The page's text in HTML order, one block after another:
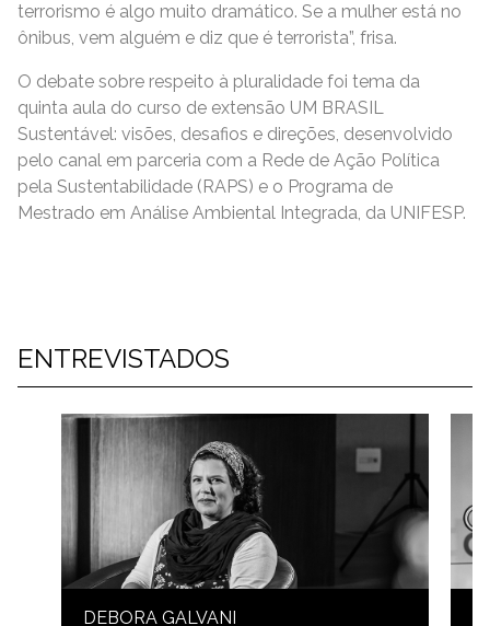
terrorismo é algo muito dramático. Se a mulher está no
ônibus, vem alguém e diz que é terrorista”, frisa.
O debate sobre respeito à pluralidade foi tema da
quinta aula do curso de extensão UM BRASIL
Sustentável: visões, desafios e direções, desenvolvido
pelo canal em parceria com a Rede de Ação Política
pela Sustentabilidade (RAPS) e o Programa de
Mestrado em Análise Ambiental Integrada, da UNIFESP.
ENTREVISTADOS
DEBORA GALVANI